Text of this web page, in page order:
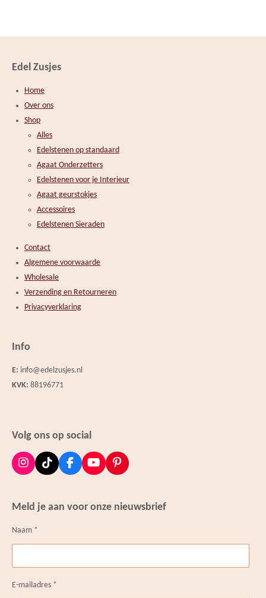
Edel Zusjes
Home
Over ons
Shop
Alles
Edelstenen op standaard
Agaat Onderzetters
Edelstenen voor je Interieur
Agaat geurstokjes
Accessoires
Edelstenen Sieraden
Contact
Algemene voorwaarde
Wholesale
Verzending en Retourneren
Privacyverklaring
Info
E: info@edelzusjes.nl
KVK: 88196771
Volg ons op social
I
n
a
r
a
T
i
o
F
a
b
k
Y
o
u
P
i
e
s
Meld je aan voor onze nieuwsbrief
Naam *
E-mailadres *